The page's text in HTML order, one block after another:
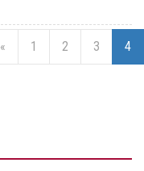
« 1 2 3 4